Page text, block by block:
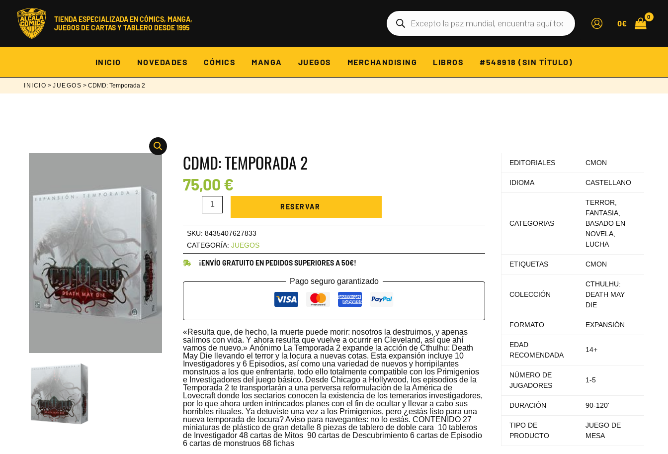
contenido
TIENDA ESPECIALIZADA EN CÓMICS, MANGA,
JUEGOS DE CARTAS Y TABLERO DESDE 1995
Búsqueda
de
productos
0€
INICIO NOVEDADES CÓMICS MANGA JUEGOS MERCHANDISING LIBROS #548918 (SIN TÍTULO)
INICIO > JUEGOS > CDMD: Temporada 2
CDMD: TEMPORADA 2
75,00 €
CDMD:
Temporada
cantidad
RESERVAR
SKU: 8435407627833
CATEGORÍA: JUEGOS
¡ENVÍO GRATUITO EN PEDIDOS SUPERIORES A 50€!
Pago seguro garantizado
«Resulta que, de hecho, la muerte puede morir: nosotros la destruimos, y apenas
salimos con vida. Y ahora resulta que vuelve a ocurrir en Cleveland, así que ahí
vamos de nuevo.» Anónimo La Temporada 2 expande la acción de Cthulhu: Death
May Die llevando el terror y la locura a nuevas cotas. Esta expansión incluye 10
Investigadores y 6 Episodios, así como una variedad de nuevos y horripilantes
monstruos a los que enfrentarte, todo ello totalmente compatible con los Primigenios
e Investigadores del juego básico. Desde Chicago a Hollywood, los episodios de la
Temporada 2 te transportarán a una perversa reformulación de la América de
Lovecraft donde los sectarios conocen la existencia de los temerarios investigadores,
por lo que ahora urden intrincados planes con el fin de ocultar y llevar a cabo sus
horribles rituales. Ya detuviste una vez a los Primigenios, pero ¿estás listo para una
nueva temporada de locura? Aviso para navegantes: no lo estás. CONTENIDO 27
miniaturas de plástico de gran detalle 8 piezas de tablero de doble cara  10 tableros
de Investigador 48 cartas de Mitos  90 cartas de Descubrimiento 6 cartas de Episodio
6 cartas de monstruos 68 fichas
EDITORIALES CMON
IDIOMA CASTELLANO
CATEGORIAS
TERROR,
FANTASIA,
BASADO EN
NOVELA,
LUCHA
ETIQUETAS CMON
COLECCIÓN
CTHULHU:
DEATH MAY
DIE
FORMATO EXPANSIÓN
EDAD
RECOMENDADA
14+
NÚMERO DE
JUGADORES
1-5
DURACIÓN 90-120'
TIPO DE
PRODUCTO
JUEGO DE
MESA